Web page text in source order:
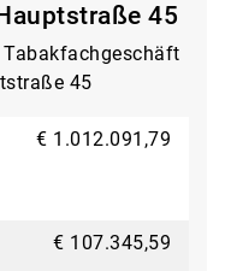
45
45
€ 1.012.091,79
€ 107.345,59